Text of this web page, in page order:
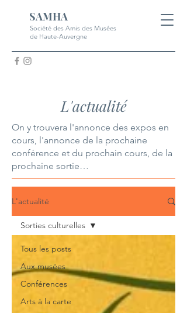
SAMHA
Société des Amis des Musées
de Haute-Auvergne
L'actualité
On y trouvera l'annonce des expos en
cours, l'annonce de la prochaine
conférence et du prochain cours, de la
prochaine sortie…
L'actualité
Tous les posts
Aux musées
Conférences
Arts à la carte
Sorties culturelles